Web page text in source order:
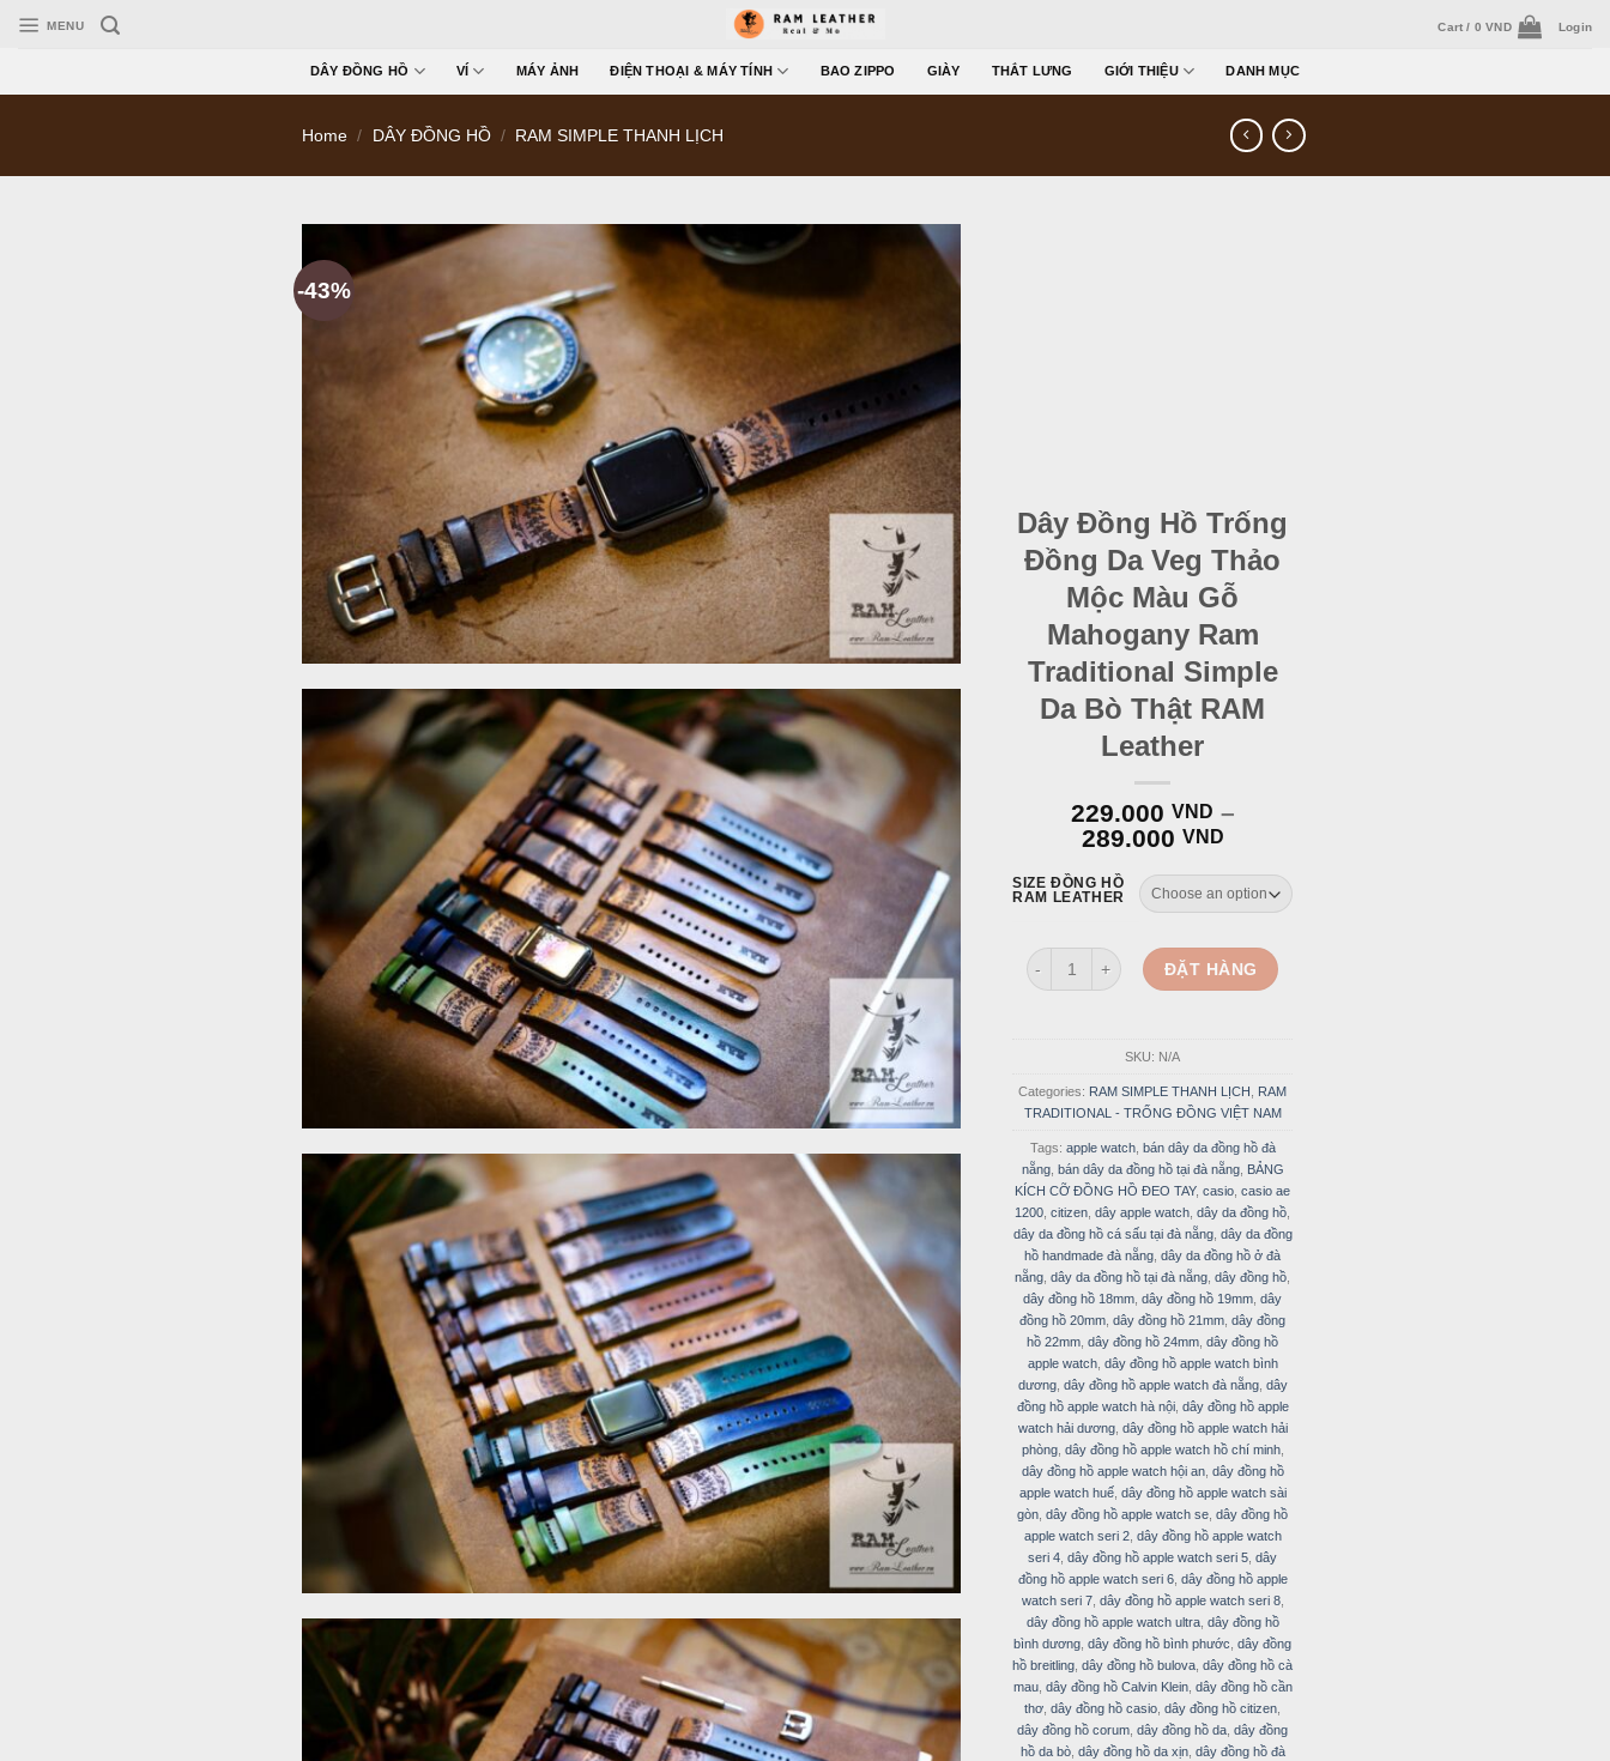
MENU Cart / 0VND Login
DÂY ĐỒNG HỒ VÍ MÁY ẢNH ĐIỆN THOẠI & MÁY TÍNH BAO ZIPPO GIÀY THẮT LƯNG GIỚI THIỆU DANH MỤC
Home / DÂY ĐỒNG HỒ / RAM SIMPLE THANH LỊCH
-43%
Dây Đồng Hồ Trống
Đồng Da Veg Thảo
Mộc Màu Gỗ
Mahogany Ram
Traditional Simple
Da Bò Thật RAM
Leather
229.000 VND –
289.000 VND
SIZE ĐỒNG HỒ
RAM LEATHER
Dây Đồng Hồ Trống Đồng Da Veg Thảo Mộc Màu Gỗ Mahogany Ram
ĐẶT HÀNG
SKU: N/A
Categories: RAM SIMPLE THANH LỊCH
RAM
TRADITIONAL - TRỐNG ĐỒNG VIỆT NAM
Tags: apple watch, bán dây da đồng hồ đà
nẵng, bán dây da đồng hồ tại đà nẵng,
BẢNG
KÍCH CỠ ĐỒNG HỒ ĐEO TAY, casio casio ae
1200 citizen dây apple watch dây da đồng hồ
dây da đồng hồ cá sấu tại đà nẵng, dây da đồng
hồ handmade đà nẵng dây da đồng hồ ở đà
nẵng dây da đồng hồ tại đà nẵng dây đồng hồ
dây đồng hồ 18mm dây đồng hồ 19mm dây
đồng hồ 20mm dây đồng hồ 21mm dây đồng
hồ 22mm dây đồng hồ 24mm dây đồng hồ
apple watch, dây đồng hồ apple watch bình
dương, dây đồng hồ apple watch đà nẵng, dây
đồng hồ apple watch hà nội, dây đồng hồ apple
watch hải dương, dây đồng hồ apple watch hải
phòng, dây đồng hồ apple watch hồ chí minh,
dây đồng hồ apple watch hội an, dây đồng hồ
apple watch huế, dây đồng hồ apple watch sài
gòn dây đồng hồ apple watch se dây đồng hồ
apple watch seri 2, dây đồng hồ apple watch
seri 4 dây đồng hồ apple watch seri 5 dây
đồng hồ apple watch seri 6, dây đồng hồ apple
watch seri 7, dây đồng hồ apple watch seri 8,
dây đồng hồ apple watch ultra, dây đồng hồ
bình dương dây đồng hồ bình phước dây đồng
hồ breitling dây đồng hồ bulova dây đồng hồ cà
mau, dây đồng hồ Calvin Klein, dây đồng hồ cần
thơ dây đồng hồ casio dây đồng hồ citizen
dây đồng hồ corum dây đồng hồ da dây đồng
hồ da bò, dây đồng hồ da xịn, dây đồng hồ đà